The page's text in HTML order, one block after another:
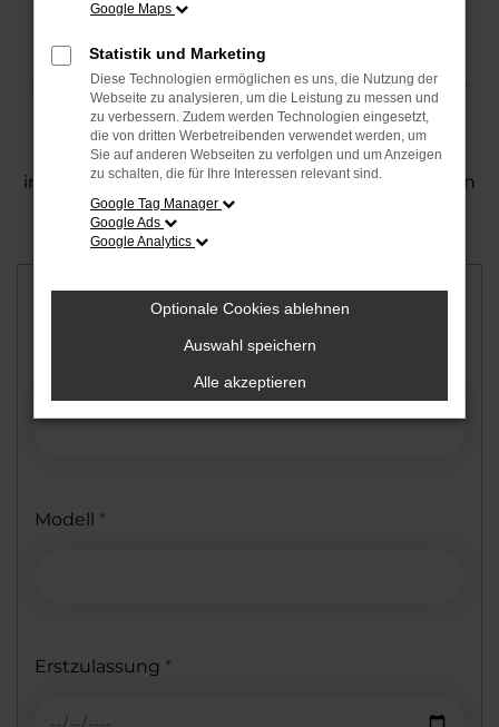
Jetzt Angebot für den Autoankauf
einholen!
Starten Sie noch heute:Füllen Sie unser Online-
Formular für den Autoankauf aus. Unser Team
nimmt Ihre Anfrage gerne entgegen, prüft alle
Details und meldet sich zeitnah mit einem
individuellen Angebot bei Ihnen. So einfach haben
Sie Ihr Auto noch nie verkauft!
Fahrzeugdaten
Modell *
Erstzulassung *
Google Maps
Statistik und Marketing
Diese Technologien ermöglichen es uns, die Nutzung der
Webseite zu analysieren, um die Leistung zu messen und
zu verbessern. Zudem werden Technologien eingesetzt,
die von dritten Werbetreibenden verwendet werden, um
Sie auf anderen Webseiten zu verfolgen und um Anzeigen
zu schalten, die für Ihre Interessen relevant sind.
Google Tag Manager
Google Ads
Google Analytics
Optionale Cookies ablehnen
Auswahl speichern
Alle akzeptieren